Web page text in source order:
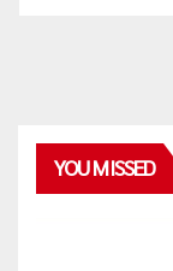
YOU MISSED